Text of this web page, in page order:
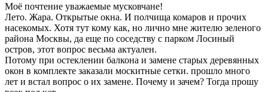
Моё почтение уважаемые мусковчане!
Лето. Жара. Открытые окна. И полчища комаров и прочих
насекомых. Хотя тут кому как, но лично мне жителю зеленого
района Москвы, да еще по соседству с парком Лосиный
остров, этот вопрос весьма актуален.
Потому при остеклении балкона и замене старых деревянных
окон в комплекте заказали москитные сетки. прошло много
лет и встал вопрос о их замене. Почему и зачем? Тогда прошу